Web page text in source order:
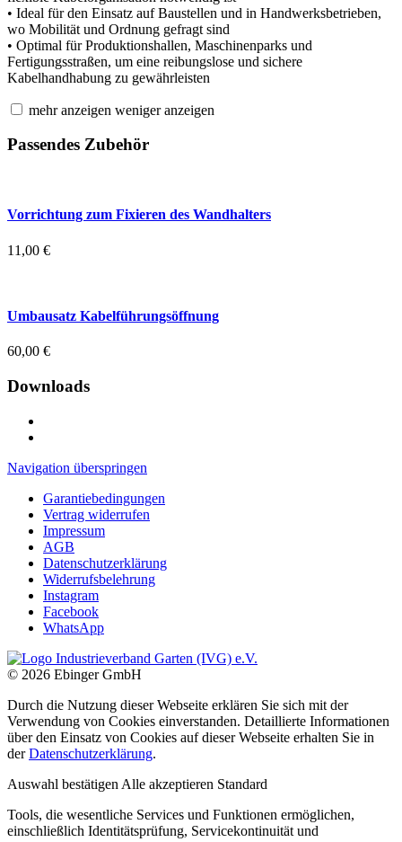
• Ideal für den Einsatz auf Baustellen und in Handwerksbetrieben,
wo Mobilität und Ordnung gefragt sind
• Optimal für Produktionshallen, Maschinenparks und
Fertigungsstraßen, um eine reibungslose und sichere
Kabelhandhabung zu gewährleisten
mehr anzeigen weniger anzeigen
Passendes Zubehör
Vorrichtung zum Fixieren des Wandhalters
11,00 €
Umbausatz Kabelführungsöffnung
60,00 €
Downloads
Navigation überspringen
Garantiebedingungen
Vertrag widerrufen
Impressum
AGB
Datenschutzerklärung
Widerrufsbelehrung
Instagram
Facebook
WhatsApp
© 2026 Ebinger GmbH
Durch die Nutzung dieser Webseite erklären Sie sich mit der
Verwendung von Cookies einverstanden. Detaillierte Informationen
über den Einsatz von Cookies auf dieser Webseite erhalten Sie in
derDatenschutzerklärung.
Auswahl bestätigen Alle akzeptieren Standard
Tools, die wesentliche Services und Funktionen ermöglichen,
einschließlich Identitätsprüfung, Servicekontinuität und